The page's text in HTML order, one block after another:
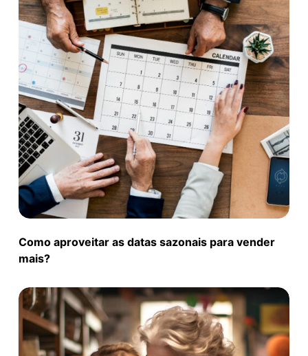
Como aproveitar as datas sazonais para vender
mais?